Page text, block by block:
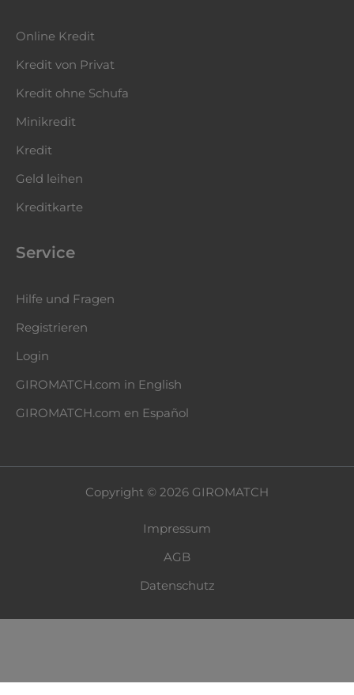
Online Kredit
Kredit von Privat
Kredit ohne Schufa
Minikredit
Kredit
Geld leihen
Kreditkarte
Service
Hilfe und Fragen
Registrieren
Login
GIROMATCH.com in English
GIROMATCH.com en Español
Copyright © 2026 GIROMATCH
Impressum
AGB
Datenschutz